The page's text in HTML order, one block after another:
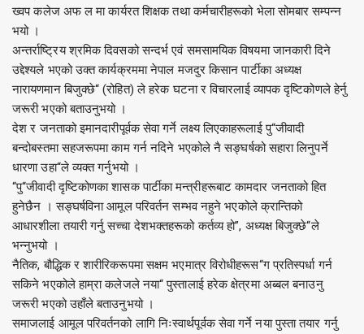
ख्वप कलेज अफ ल मा कार्यरत शिक्षक तथा कर्मचारीहरूको भेला सोमबार सम्पन्न
भयो ।
अन्तर्राष्ट्रिय श्रमिक दिवसको सन्दर्भ एवं समसामयिक विषयमा जानकारी दिने
उद्देश्यले भएको उक्त कार्यक्रममा नेपाल मजदुर किसान पार्टीका अध्यक्ष
नारायणमान बिजुक्छे“ (रोहित) ले हरेक घटना र विचारलाई व्यापक दृष्टिकोणले हेर्नु
जरूरी भएको बताउनुभयो ।
देश र जनताको इमानदारीपूर्वक सेवा गर्ने लक्ष्य लिएकाहरूलाई पु“जीवादी
बन्दोबस्तमा सहजरूपमा काम गर्न नदिने भएकोले नै सङ्घर्षको सहारा लिनुपर्ने
धारणा उहा“ले व्यक्त गर्नुभयो ।
“पु“जीवादी दृष्टिकोणका शासक पार्टीका मन्त्रीहरूबाट कामदार जनताको हित
हुनेछैन । सङ्घर्षविना आमूल परिवर्तन सम्भव नहुने भएकोले क्रान्तिको
आधारशीला तयारी गर्नु सच्चा देशभक्तहरूको कर्तव्य हो”, अध्यक्ष बिजुक्छे“ले
भन्नुभयो ।
नैतिक, बौद्धिक र शारीरिकरूपमा सक्षम भएमात्र विरोधीहरूस“ग प्रतिस्पर्धा गर्न
सकिने भएकोले हाम्रा कलेजले नया“ पुस्तालाई हरेक क्षेत्रमा अब्बल बनाउनु
जरूरी भएको उहाँले बताउनुभयो ।
समाजलाई आमूल परिवर्तनको लागि निःस्वार्थपूर्वक सेवा गर्ने नया पुस्ता तयार गर्नु